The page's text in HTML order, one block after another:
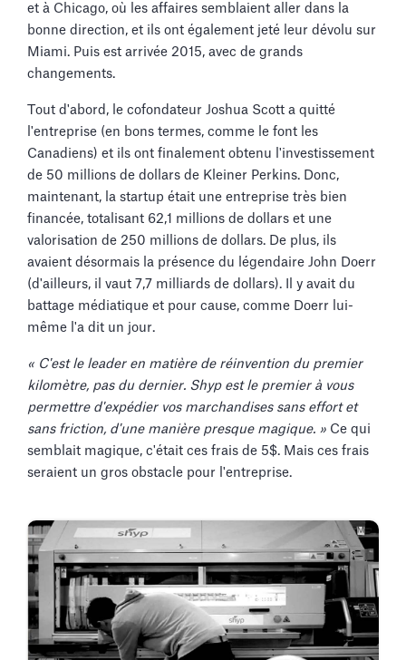
et à Chicago, où les affaires semblaient aller dans la
bonne direction, et ils ont également jeté leur dévolu sur
Miami. Puis est arrivée 2015, avec de grands
changements.
Tout d'abord, le cofondateur Joshua Scott a quitté
l'entreprise (en bons termes, comme le font les
Canadiens) et ils ont finalement obtenu l'investissement
de 50 millions de dollars de Kleiner Perkins. Donc,
maintenant, la startup était une entreprise très bien
financée, totalisant 62,1 millions de dollars et une
valorisation de 250 millions de dollars. De plus, ils
avaient désormais la présence du légendaire John Doerr
(d'ailleurs, il vaut 7,7 milliards de dollars). Il y avait du
battage médiatique et pour cause, comme Doerr lui-
même l'a dit un jour.
« C'est le leader en matière de réinvention du premier
kilomètre, pas du dernier. Shyp est le premier à vous
permettre d'expédier vos marchandises sans effort et
sans friction, d'une manière presque magique. » Ce qui
semblait magique, c'était ces frais de 5$. Mais ces frais
seraient un gros obstacle pour l'entreprise.